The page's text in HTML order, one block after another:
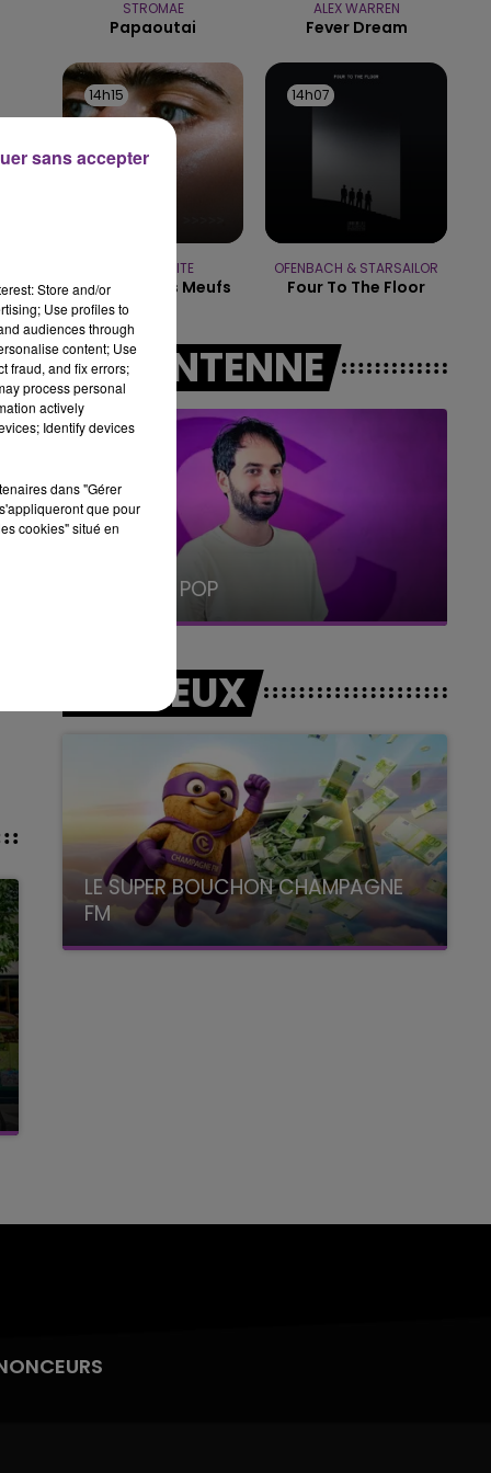
LA POP MACHINE - CHAMPAGNE FM
STROMAE
Papaoutai
ALEX WARREN
Fever Dream
14h15
14h15
MARGUERITE
Les Filles, Les Meufs
14h07
14h07
OFENBACH & STARSAILOR
Four To The Floor
A L'ANTENNE
5h00 - 6h00
LE BEST OF DE LA FAMILLE
CHAMPAGNE FM
LES JEUX
LE SUPER BOUCHON CHAMPAGNE
FM
avec La Famille Champagne FM, à 8H10
Store and/or
Use profiles to
audiences through
content; Use
fraud, and fix errors;
process personal
actively
Identify devices
dans "Gérer
que pour
cookies" situé en
sans accepter